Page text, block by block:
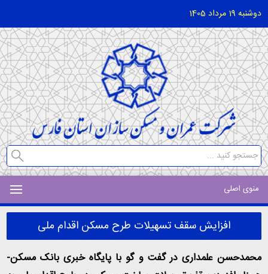
دوشنبه 19 مرداد 1405
منوی اصلی
افزایش سقف تسهیلات طرح مسکن اقدام ملی
محمدحسن علمداری در گفت و گو با پایگاه خبری بانک مسکن-